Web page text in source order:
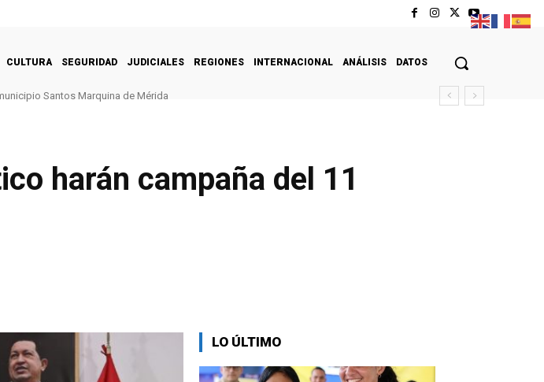
CULTURA SEGURIDAD JUDICIALES REGIONES INTERNACIONAL ANÁLISIS DATOS
Santos Marquina de Mérida
harán campaña del 11
LO ÚLTIMO